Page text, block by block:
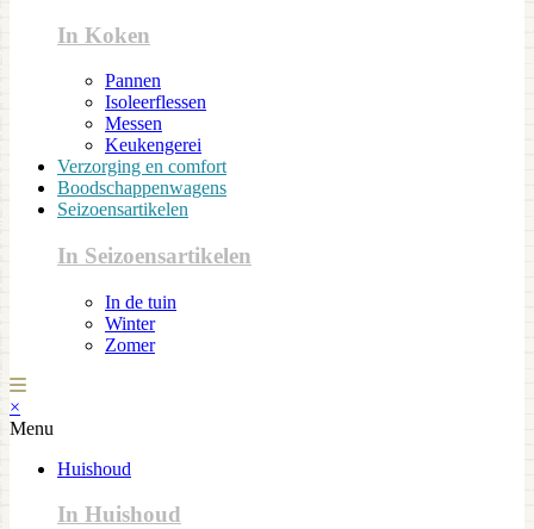
In Koken
Pannen
Isoleerflessen
Messen
Keukengerei
Verzorging en comfort
Boodschappenwagens
Seizoensartikelen
In Seizoensartikelen
In de tuin
Winter
Zomer
×
Menu
Huishoud
In Huishoud